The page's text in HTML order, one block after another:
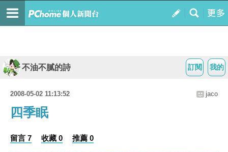
我的
訂閱
不油不膩的詩
2008-05-02 11:13:52 jaco
四季眠
留言 7 收藏 0 推薦 0